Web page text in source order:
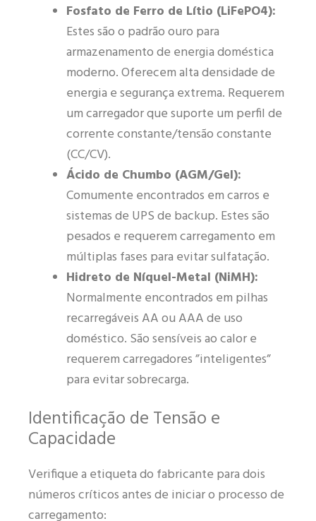
Fosfato de Ferro de Lítio (LiFePO4):
Estes são o padrão ouro para
armazenamento de energia doméstica
moderno. Oferecem alta densidade de
energia e segurança extrema. Requerem
um carregador que suporte um perfil de
corrente constante/tensão constante
(CC/CV).
Ácido de Chumbo (AGM/Gel):
Comumente encontrados em carros e
sistemas de UPS de backup. Estes são
pesados e requerem carregamento em
múltiplas fases para evitar sulfatação.
Hidreto de Níquel-Metal (NiMH):
Normalmente encontrados em pilhas
recarregáveis AA ou AAA de uso
doméstico. São sensíveis ao calor e
requerem carregadores ”inteligentes”
para evitar sobrecarga.
Identificação de Tensão e
Capacidade
Verifique a etiqueta do fabricante para dois
números críticos antes de iniciar o processo de
carregamento: